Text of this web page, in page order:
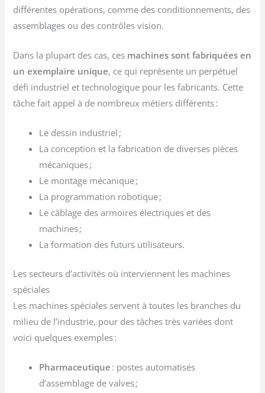
différentes opérations, comme des conditionnements, des
assemblages ou des contrôles vision.
Dans la plupart des cas, ces machines sont fabriquées en
un exemplaire unique, ce qui représente un perpétuel
défi industriel et technologique pour les fabricants. Cette
tâche fait appel à de nombreux métiers différents :
Le dessin industriel ;
La conception et la fabrication de diverses pièces
mécaniques ;
Le montage mécanique ;
La programmation robotique ;
Le câblage des armoires électriques et des
machines ;
La formation des futurs utilisateurs.
Les secteurs d’activités où interviennent les machines
spéciales
Les machines spéciales servent à toutes les branches du
milieu de l’industrie, pour des tâches très variées dont
voici quelques exemples :
Pharmaceutique : postes automatisés
d’assemblage de valves ;